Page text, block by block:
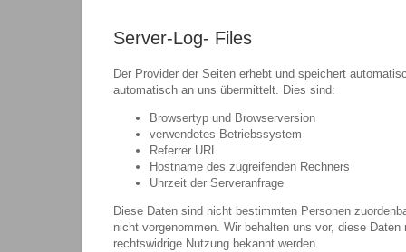
Server-Log- Files
Der Provider der Seiten erhebt und speichert
automatisch an uns übermittelt. Dies sind:
Browsertyp und Browserversion
verwendetes Betriebssystem
Referrer URL
Hostname des zugreifenden Rechners
Uhrzeit der Serveranfrage
Diese Daten sind nicht bestimmten Personen
nicht vorgenommen. Wir behalten uns vor, diese
rechtswidrige Nutzung bekannt werden.